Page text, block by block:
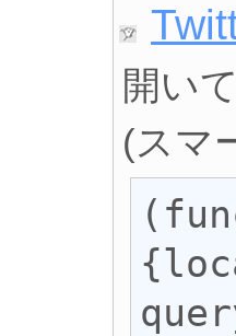
開い
(スマ